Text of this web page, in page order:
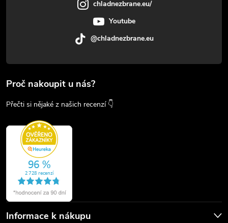
chladnezbrane.eu/
Youtube
@chladnezbrane.eu
Proč nakoupit u nás?
Přečti si nějaké z našich recenzí 👇
Informace k nákupu